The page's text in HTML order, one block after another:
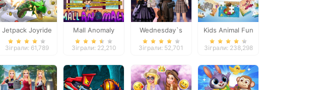
Jetpack Joyride
Зіграли: 61,789
Mall Anomaly
Зіграли: 22,210
Wednesday`s
Breakup Handbook
Зіграли: 52,701
Kids Animal Fun
Зіграли: 238,298